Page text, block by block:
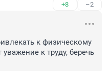
+8 –2
к физическому
к труду, беречь